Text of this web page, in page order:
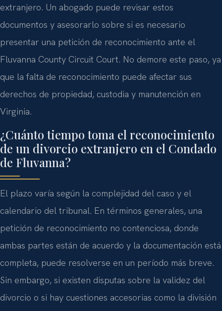
extranjero. Un abogado puede revisar estos
documentos y asesorarlo sobre si es necesario
presentar una petición de reconocimiento ante el
Fluvanna County Circuit Court. No demore este paso, ya
que la falta de reconocimiento puede afectar sus
derechos de propiedad, custodia y manutención en
Virginia.
¿Cuánto tiempo toma el reconocimiento
de un divorcio extranjero en el Condado
de Fluvanna?
El plazo varía según la complejidad del caso y el
calendario del tribunal. En términos generales, una
petición de reconocimiento no contenciosa, donde
ambas partes están de acuerdo y la documentación está
completa, puede resolverse en un período más breve.
Sin embargo, si existen disputas sobre la validez del
divorcio o si hay cuestiones accesorias como la división